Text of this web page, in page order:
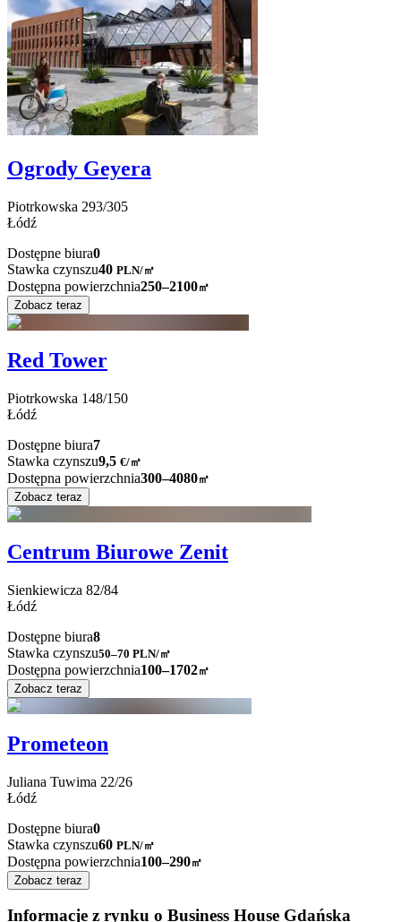
Ogrody Geyera
Piotrkowska 293/305
Łódź
Dostępne biura0
Stawka czynszu40 PLN/㎡
Dostępna powierzchnia250–2100㎡
Zobacz teraz
Red Tower
Piotrkowska 148/150
Łódź
Dostępne biura7
Stawka czynszu9,5 €/㎡
Dostępna powierzchnia300–4080㎡
Zobacz teraz
Centrum Biurowe Zenit
Sienkiewicza 82/84
Łódź
Dostępne biura8
Stawka czynszu50–70 PLN/㎡
Dostępna powierzchnia100–1702㎡
Zobacz teraz
Prometeon
Juliana Tuwima 22/26
Łódź
Dostępne biura0
Stawka czynszu60 PLN/㎡
Dostępna powierzchnia100–290㎡
Zobacz teraz
Informacje z rynku o Business House Gdańska